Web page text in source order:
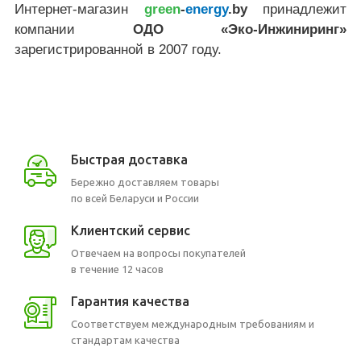
Интернет-магазин green-energy.byпринадлежит
компании ОДО «Эко-Инжиниринг»
зарегистрированной в 2007 году.
Быстрая доставка
Бережно доставляем товары
по всей Беларуси и России
Клиентский сервис
Отвечаем на вопросы покупателей
в течение 12 часов
Гарантия качества
Соответствуем международным требованиям и
стандартам качества